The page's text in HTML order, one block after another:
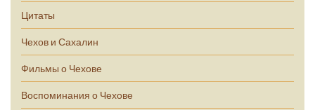
Цитаты
Чехов и Сахалин
Фильмы о Чехове
Воспоминания о Чехове